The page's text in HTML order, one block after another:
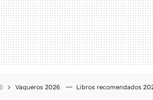
Vaqueros 2026 Libros recomendados